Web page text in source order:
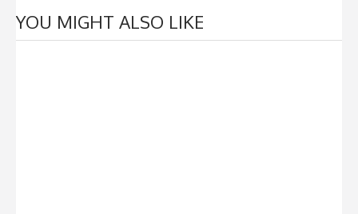
YOU MIGHT ALSO LIKE